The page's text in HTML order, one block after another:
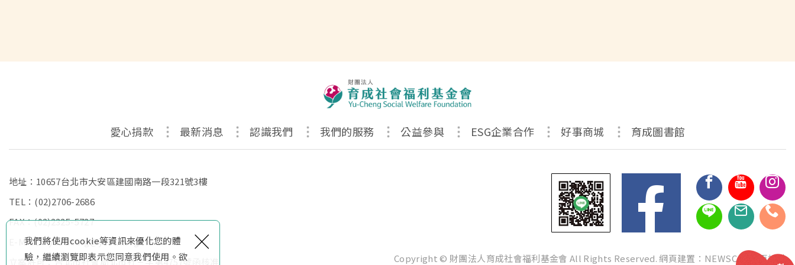
我們將使用cookie等資訊來優化您的體
驗，繼續瀏覽即表示您同意我們使用。欲 ×
愛心捐款 最新消息 認識我們 我們的服務 公益參與 ESG企業合作 好事商城 育成圖書館
地址：10657台北市大安區建國南路一段321號3樓
TEL： (02)2706-2686
FAX：(02)2325-5727
E-MAIL：ycswf.org@ycswf.org.tw
立案許可：台北市社會局北市社三字第4757號函核准
Copyright © 財團法人育成社會福利基金會 All Rights Reserved. 網頁建置： NEWSCAN網頁設計